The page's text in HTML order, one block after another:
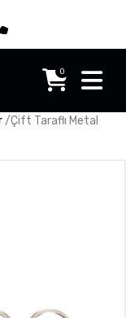
0
/Çift Taraflı Metal